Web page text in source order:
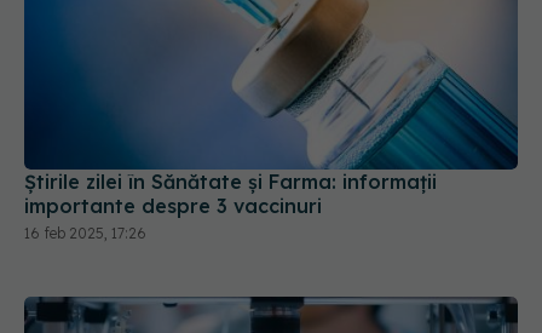
Știrile zilei în Sănătate și Farma: informații
importante despre 3 vaccinuri
16 feb 2025, 17:26